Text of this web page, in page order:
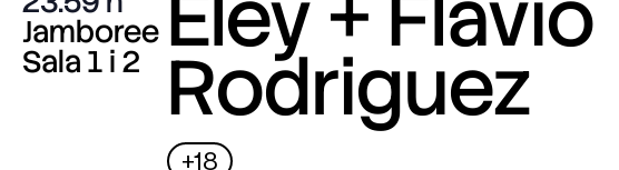
Jamboree
Sala 1 i 2 Rodriguez
+18